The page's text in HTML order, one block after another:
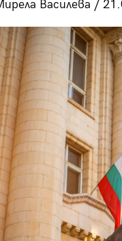
Василева /
28